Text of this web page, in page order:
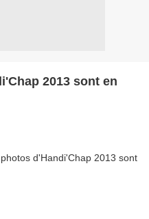
2013 sont en